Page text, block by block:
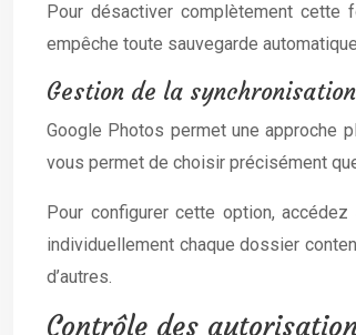
Pour désactiver complètement cette
empêche toute sauvegarde
Gestion de la
Google Photos permet une approche
vous permet de choisir précisément
Pour configurer cette option,
individuellement chaque dossier
d’autres.
Contrôle des